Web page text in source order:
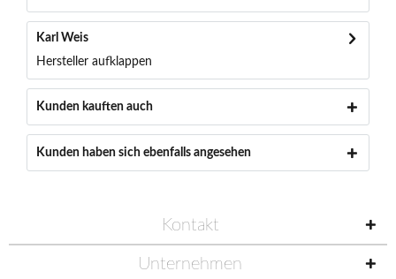
Karl Weis
Hersteller aufklappen
Kunden kauften auch
Kunden haben sich ebenfalls angesehen
Unternehmen
Kontakt